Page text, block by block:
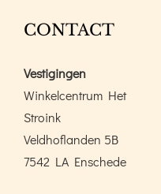
CONTACT
Vestigingen
Winkelcentrum Het
Stroink
Veldhoflanden 5B
7542 LA Enschede